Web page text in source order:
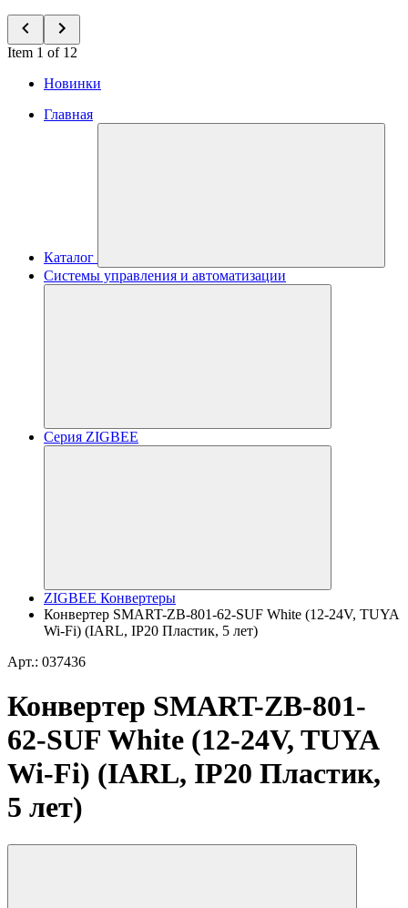
Item 1 of 12
Новинки
Главная
Каталог
Системы управления и автоматизации
Серия ZIGBEE
ZIGBEE Конвертеры
Конвертер SMART-ZB-801-62-SUF White (12-24V, TUYA
Wi-Fi) (IARL, IP20 Пластик, 5 лет)
Арт.: 037436
Конвертер SMART-ZB-801-
62-SUF White (12-24V, TUYA
Wi-Fi) (IARL, IP20 Пластик,
5 лет)